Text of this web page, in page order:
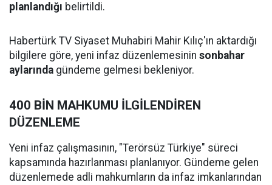
planlandığı belirtildi.
Habertürk TV Siyaset Muhabiri Mahir Kılıç'ın aktardığı
bilgilere göre, yeni infaz düzenlemesinin sonbahar
aylarında gündeme gelmesi bekleniyor.
400 BİN MAHKUMU İLGİLENDİREN
DÜZENLEME
Yeni infaz çalışmasının, "Terörsüz Türkiye" süreci
kapsamında hazırlanması planlanıyor. Gündeme gelen
düzenlemede adli mahkumların da infaz imkanlarından